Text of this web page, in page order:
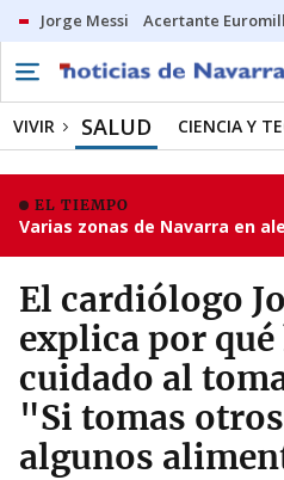
Jorge Messi Acertante
VIVIR SALUD CIENCIA Y
EL TIEMPO
Varias zonas de Navarra en
El cardiólogo
explica por
cuidado al
"Si tomas
algunos